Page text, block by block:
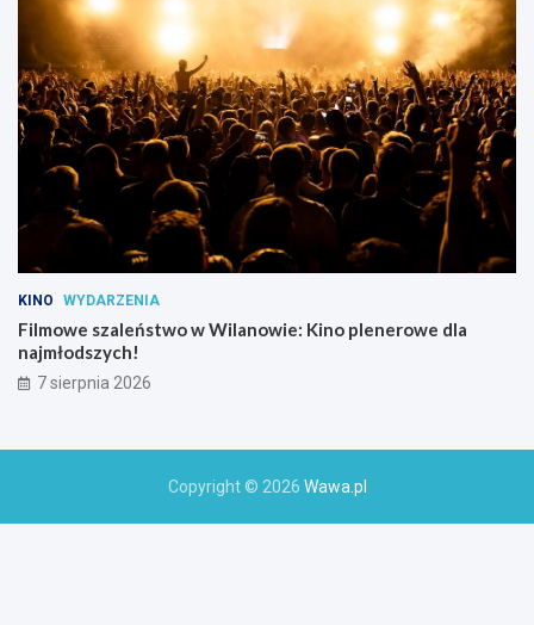
KINO WYDARZENIA
Filmowe szaleństwo w Wilanowie: Kino plenerowe dla
najmłodszych!
7 sierpnia 2026
Copyright © 2026 Wawa.pl